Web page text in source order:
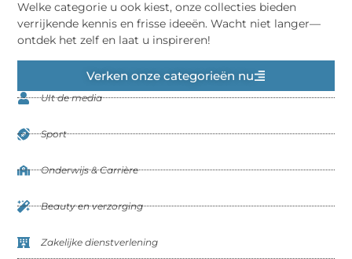
Welke categorie u ook kiest, onze collecties bieden
verrijkende kennis en frisse ideeën. Wacht niet langer—
ontdek het zelf en laat u inspireren!
Verken onze categorieën nu
UIt de media
Sport
Onderwijs & Carrière
Beauty en verzorging
Zakelijke dienstverlening